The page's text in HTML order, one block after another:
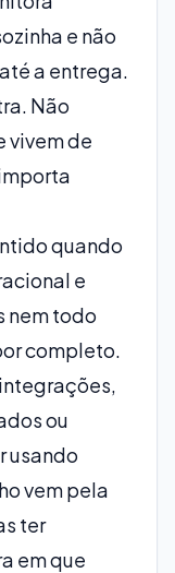
e não
a entrega.
Não
vivem de
quando
e
nem todo
completo.
ou
usando
vem pela
ter
em que